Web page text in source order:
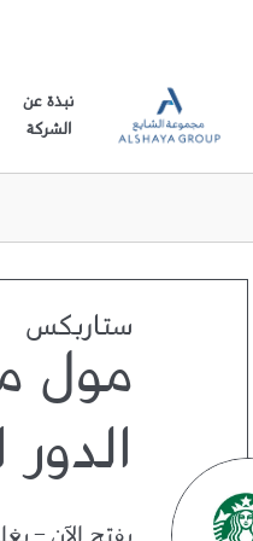
نبذة عن
الشركة
ستاربكس
مول
الدور